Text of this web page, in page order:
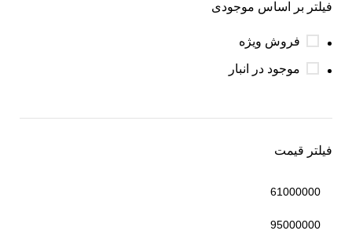
فیلتر بر اساس موجودی
فروش ویژه
موجود در انبار
فیلتر قیمت